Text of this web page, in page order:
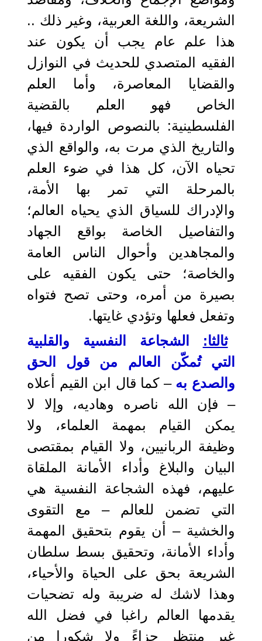
الشريعة، واللغة العربية، وغير ذلك ..
هذا علم عام يجب أن يكون عند
الفقيه المتصدي للحديث في النوازل
والقضايا المعاصرة، وأما العلم
الخاص فهو العلم بالقضية
الفلسطينية: بالنصوص الواردة فيها،
والتاريخ الذي مرت به، والواقع الذي
تحياه الآن، كل هذا في ضوء العلم
بالمرحلة التي تمر بها الأمة،
والإدراك للسياق الذي يحياه العالم؛
والتفاصيل الخاصة بواقع الجهاد
والمجاهدين وأحوال الناس العامة
والخاصة؛ حتى يكون الفقيه على
بصيرة من أمره، وحتى تصح فتواه
وتفعل فعلها وتؤدي غايتها.
ثالثا: الشجاعة النفسية والقلبية
التي تُمكّن العالم من قول الحق
والصدع به – كما قال ابن القيم أعلاه
– فإن الله ناصره وهاديه، وإلا لا
يمكن القيام بمهمة العلماء، ولا
وظيفة الربانيين، ولا القيام بمقتصى
البيان والبلاغ وأداء الأمانة الملقاة
عليهم، فهذه الشجاعة النفسية هي
التي تضمن للعالم – مع التقوى
والخشية – أن يقوم بتحقيق المهمة
وأداء الأمانة، وتحقيق بسط سلطان
الشريعة بحق على الحياة والأحياء،
وهذا لاشك له ضريبة وله تضحيات
يقدمها العالم راغبا في فضل الله
غير منتظرٍ جزاءً ولا شكورا من